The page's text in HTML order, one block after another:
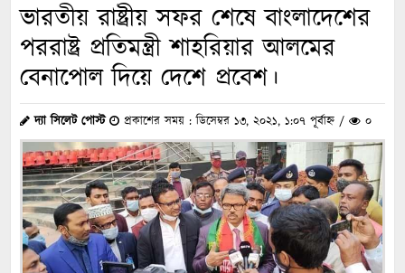
ভারতীয় রাষ্ট্রীয় সফর শেষে বাংলাদেশের
পররাষ্ট্র প্রতিমন্ত্রী শাহরিয়ার আলমের
বেনাপোল দিয়ে দেশে প্রবেশ।
দ্যা সিলেট পোস্ট প্রকাশের সময় : ডিসেম্বর ১৩, ২০২১, ১:০৭ পূর্বাহ্ন / ০